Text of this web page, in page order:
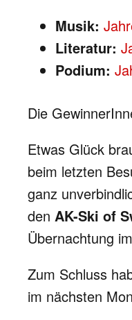
Musik:
Literatur:
Podium:
Die
Etwas Glück
beim letzten
ganz
den AK-Ski of
Übernachtung
Zum Schluss
im nächsten